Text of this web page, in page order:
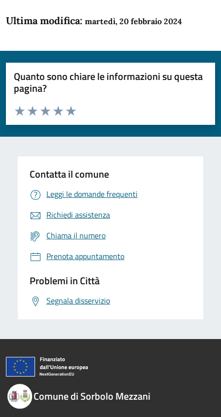
Ultima modifica: martedì, 20 febbraio 2024
Quanto sono chiare le informazioni su questa
pagina?
Domanda
Valuta da 1 a 5 stelle la pagina
Valuta 5 stelle su 5
Valuta 4 stelle su 5
Valuta 3 stelle su 5
Valuta 2 stelle su 5
Valuta 1 stelle su 5
Contatta il comune
Leggi le domande frequenti
Richiedi assistenza
Chiama il numero
Prenota appuntamento
Problemi in Città
Segnala disservizio
Comune di Sorbolo Mezzani